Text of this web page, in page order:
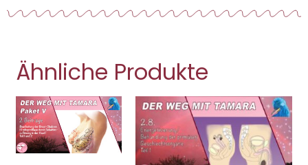
Ähnliche Produkte